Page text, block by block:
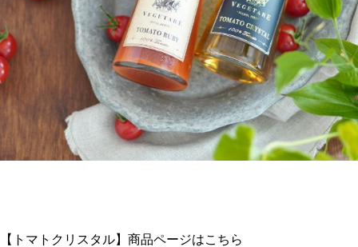
【トマト クリスタル】商品ページはこちら